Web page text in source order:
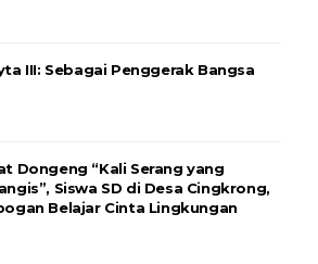
III: Sebagai Penggerak Bangsa
Dongeng “Kali Serang yang
Siswa SD di Desa Cingkrong,
Belajar Cinta Lingkungan